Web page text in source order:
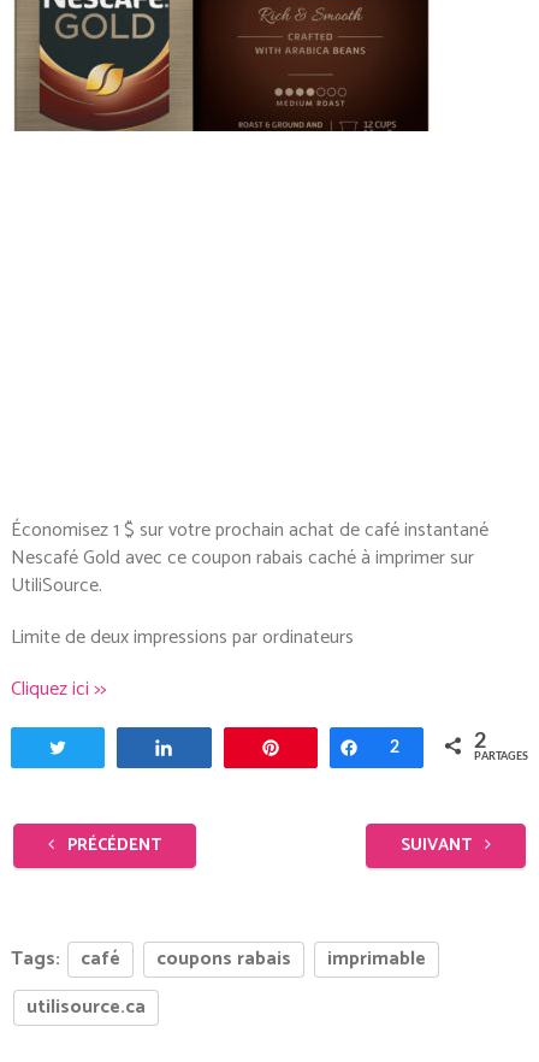
Économisez 1 $ sur votre prochain achat de café instantané
Nescafé Gold avec ce coupon rabais caché à imprimer sur
UtiliSource.
Limite de deux impressions par ordinateurs
Cliquez ici >>
Enregistrer Partagez
2 2
PARTAGES
PRÉCÉDENT SUIVANT
Tags: café coupons rabais
imprimable
utilisource.ca